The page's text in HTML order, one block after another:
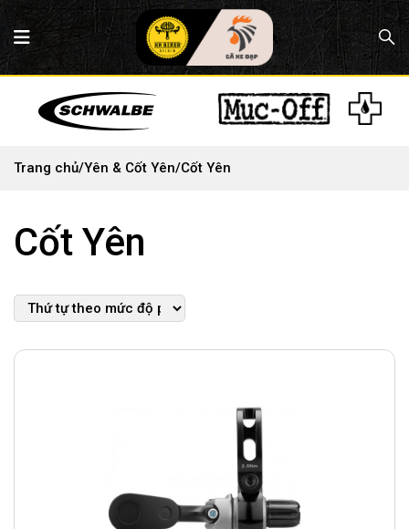
Trang chủ/Yên & Cốt Yên/Cốt Yên
Cốt Yên